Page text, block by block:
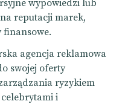
wypowiedzi lub
reputacji marek,
finansowe.
agencja reklamowa
swojej oferty
ryzykiem
celebrytami i